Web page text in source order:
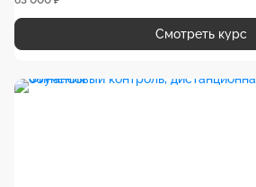
Смотреть курс